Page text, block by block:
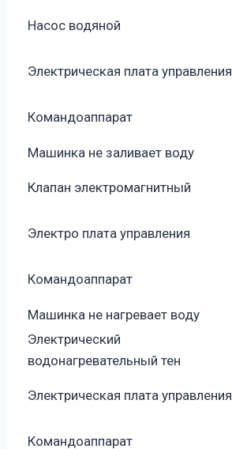
Насос водяной
Электрическая плата управления
Командоаппарат
Машинка не заливает воду
Клапан электромагнитный
Электро плата управления
Командоаппарат
Машинка не нагревает воду
Электрический
водонагревательный тен
Электрическая плата управления
Командоаппарат